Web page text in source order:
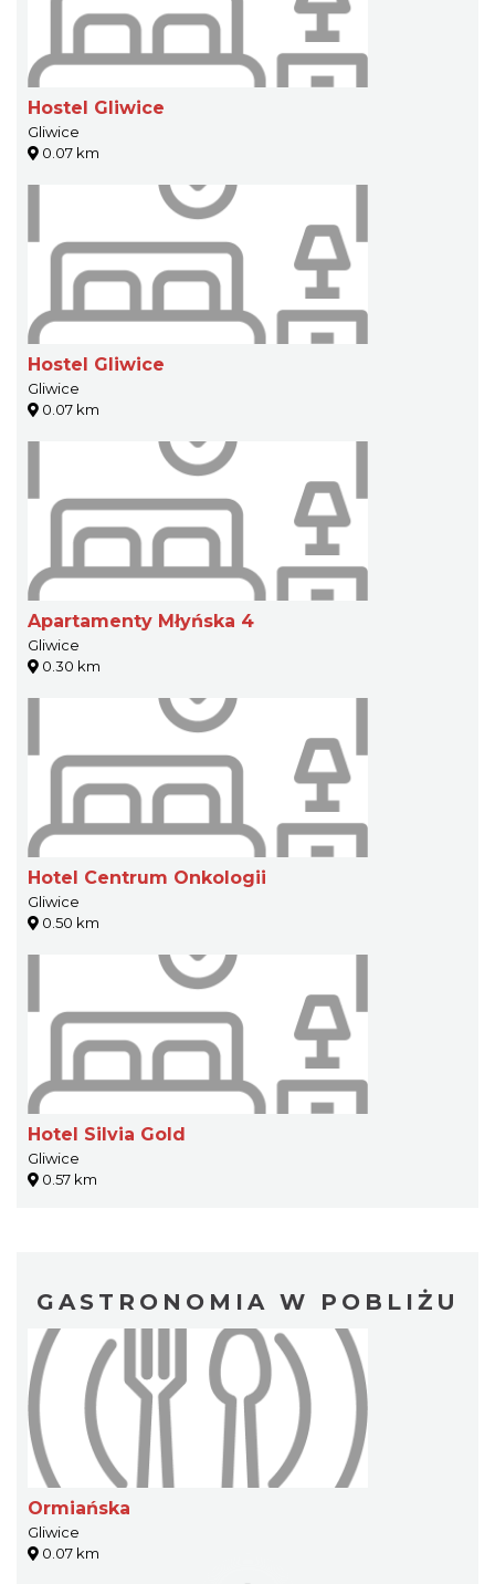
Hostel Gliwice
Gliwice
0.07 km
Hostel Gliwice
Gliwice
0.07 km
Apartamenty Młyńska 4
Gliwice
0.30 km
Hotel Centrum Onkologii
Gliwice
0.50 km
Hotel Silvia Gold
Gliwice
0.57 km
GASTRONOMIA W POBLIŻU
Ormiańska
Gliwice
0.07 km